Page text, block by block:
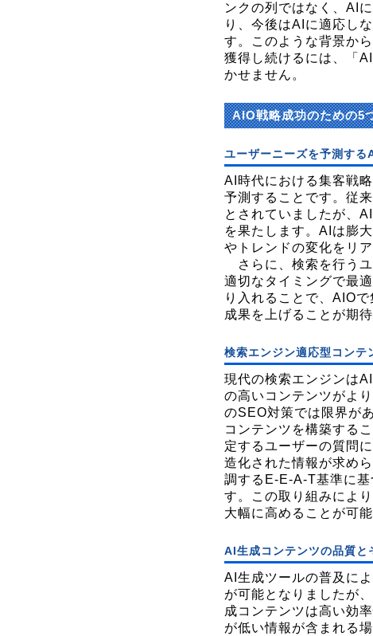
ンクの列ではなく、AI
り、今後はAIに適応し
す。このような背景か
獲得し続けるには、「
かせません。
AIO戦略成功のための5
ユーザーニーズを予測する
AI時代における集客戦
予測することです。従
とされていましたが、
を果たします。AIは膨
やトレンドの変化をリ
さらに、検索を行うユ
適切なタイミングで最
り入れることで、AIO
成果を上げることが期待
検索エンジン適応型コンテ
現代の検索エンジンは
の高いコンテンツがよ
のSEO対策では限界が
コンテンツを構築する
定するユーザーの質問
造化された情報が求め
調するE-E-A-T基準に
す。この取り組みによ
大幅に高めることが可能
AI生成コンテンツの品質と
AI生成ツールの普及に
が可能となりましたが
成コンテンツは高い効
が低い情報が含まれる